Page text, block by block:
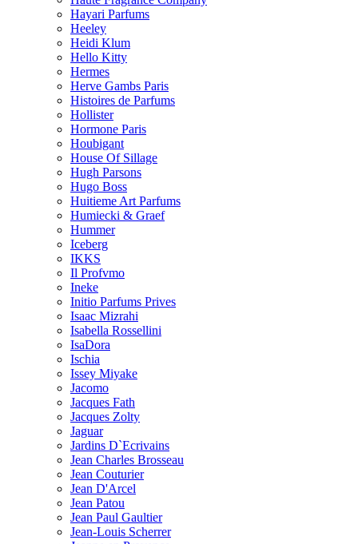
Hayari Parfums
Heeley
Heidi Klum
Hello Kitty
Hermes
Herve Gambs Paris
Histoires de Parfums
Hollister
Hormone Paris
Houbigant
House Of Sillage
Hugh Parsons
Hugo Boss
Huitieme Art Parfums
Humiecki & Graef
Hummer
Iceberg
IKKS
Il Profvmo
Ineke
Initio Parfums Prives
Isaac Mizrahi
Isabella Rossellini
IsaDora
Ischia
Issey Miyake
Jacomo
Jacques Fath
Jacques Zolty
Jaguar
Jardins D`Ecrivains
Jean Charles Brosseau
Jean Couturier
Jean D'Arcel
Jean Patou
Jean Paul Gaultier
Jean-Louis Scherrer